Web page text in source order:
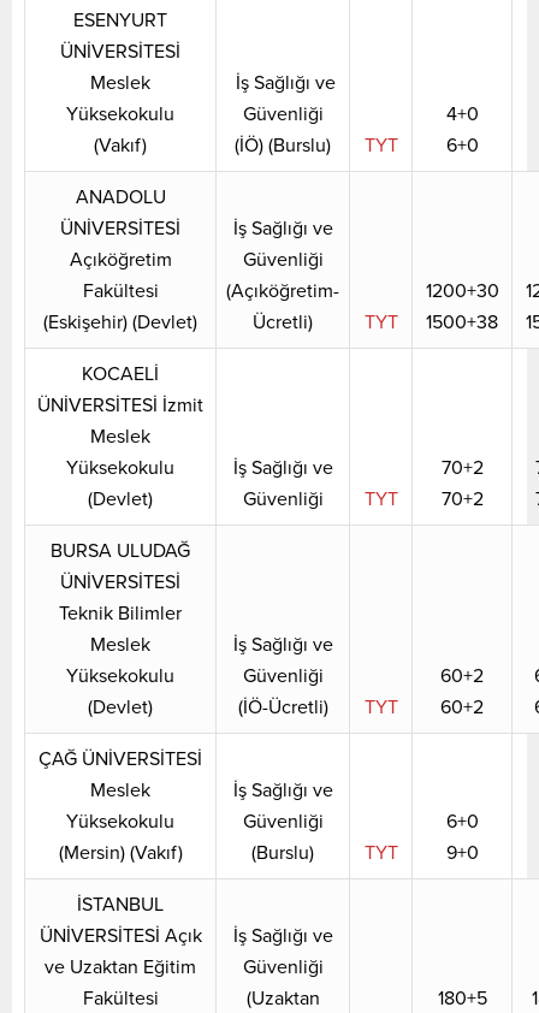
ESENYURT
ÜNİVERSİTESİ
Meslek
Yüksekokulu
(Vakıf)
İş Sağlığı ve
Güvenliği
(İÖ) (Burslu)
TYT
4+0
6+0
ANADOLU
ÜNİVERSİTESİ
Açıköğretim
Fakültesi
(Eskişehir) (Devlet)
İş Sağlığı ve
Güvenliği
(Açıköğretim-
Ücretli)
TYT
1200+30
1500+38
KOCAELİ
ÜNİVERSİTESİ İzmit
Meslek
Yüksekokulu
(Devlet)
İş Sağlığı ve
Güvenliği
TYT
70+2
70+2
BURSA ULUDAĞ
ÜNİVERSİTESİ
Teknik Bilimler
Meslek
Yüksekokulu
(Devlet)
İş Sağlığı ve
Güvenliği
(İÖ-Ücretli)
TYT
60+2
60+2
ÇAĞ ÜNİVERSİTESİ
Meslek
Yüksekokulu
(Mersin) (Vakıf)
İş Sağlığı ve
Güvenliği
(Burslu)
TYT
6+0
9+0
İSTANBUL
ÜNİVERSİTESİ Açık
ve Uzaktan Eğitim
Fakültesi
İş Sağlığı ve
Güvenliği
(Uzaktan
180+5